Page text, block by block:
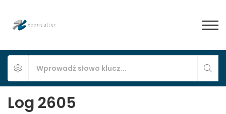
Log 2605